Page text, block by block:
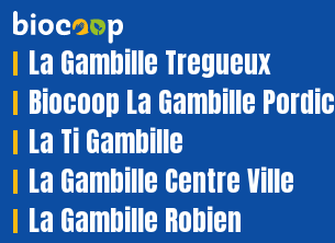
La Gambille Tregueux
Biocoop La Gambille Pordic
La Ti Gambille
La Gambille Centre Ville
La Gambille Robien